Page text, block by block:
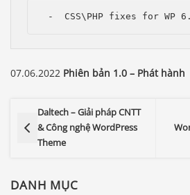
-  CSS\PHP fixes for WP
07.06.2022 Phiên bản 1.0 – Phát hành
Daltech – Giải pháp CNTT
& Công nghệ WordPress
Theme
DANH MỤC